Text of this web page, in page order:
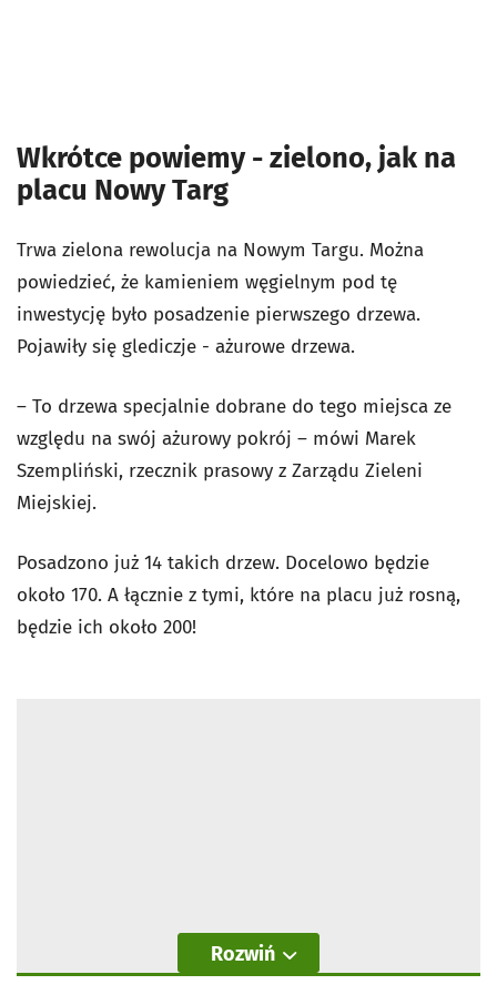
Wkrótce powiemy - zielono, jak na
placu Nowy Targ
Trwa zielona rewolucja na Nowym Targu. Można
powiedzieć, że kamieniem węgielnym pod tę
inwestycję było posadzenie pierwszego drzewa.
Pojawiły się glediczje - ażurowe drzewa.
– To drzewa specjalnie dobrane do tego miejsca ze
względu na swój ażurowy pokrój – mówi Marek
Szempliński, rzecznik prasowy z Zarządu Zieleni
Miejskiej.
Posadzono już 14 takich drzew. Docelowo będzie
około 170. A łącznie z tymi, które na placu już rosną,
będzie ich około 200!
Rozwiń